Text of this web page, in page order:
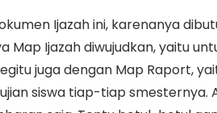
Ijazah ini, karenanya
Map Ijazah diwujudkan, yaitu
juga dengan Map Raport,
siswa tiap-tiap smesternya.